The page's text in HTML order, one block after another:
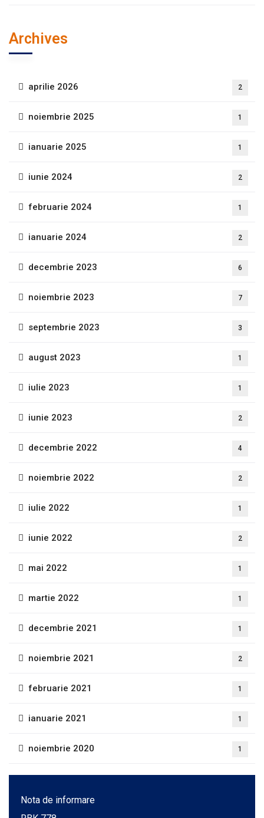
Archives
aprilie 2026 2
noiembrie 2025 1
ianuarie 2025 1
iunie 2024 2
februarie 2024 1
ianuarie 2024 2
decembrie 2023 6
noiembrie 2023 7
septembrie 2023 3
august 2023 1
iulie 2023 1
iunie 2023 2
decembrie 2022 4
noiembrie 2022 2
iulie 2022 1
iunie 2022 2
mai 2022 1
martie 2022 1
decembrie 2021 1
noiembrie 2021 2
februarie 2021 1
ianuarie 2021 1
noiembrie 2020 1
Nota de informare